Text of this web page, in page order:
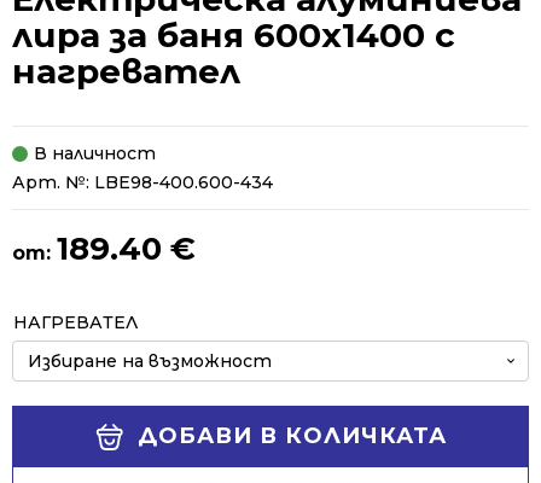
лира за баня 600х1400 с
нагревател
В наличност
Арт. №: LBE98-400.600-434
от: 189.40 €
НАГРЕВАТЕЛ
ДОБАВИ В КОЛИЧКАТА
Alternative: